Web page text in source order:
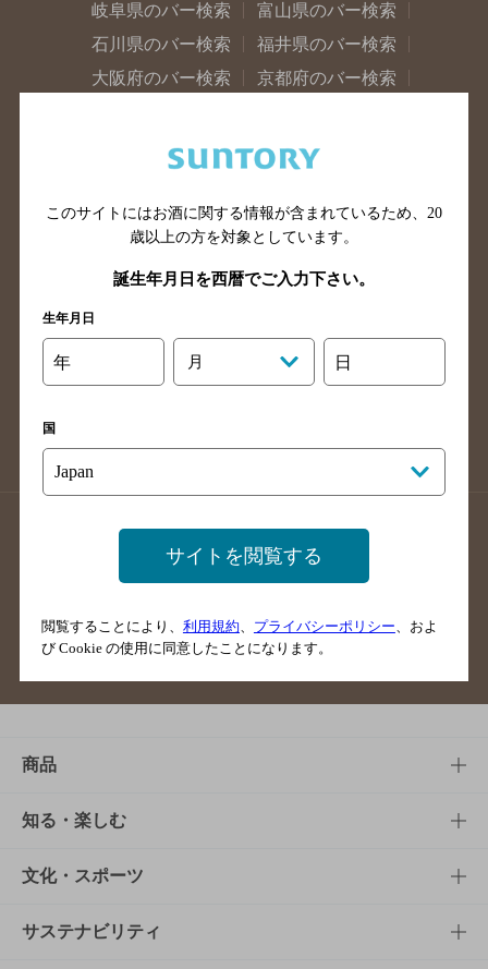
岐阜県のバー検索
富山県のバー検索
石川県のバー検索
福井県のバー検索
大阪府のバー検索
京都府のバー検索
滋賀県のバー検索
和歌山県のバー検索
山口県のバー検索
鳥取県のバー検索
島根県のバー検索
徳島県のバー検索
香川県のバー検索
愛媛県のバー検索
高知県のバー検索
長崎県のバー検索
佐賀県のバー検索
大分県のバー検索
熊本県のバー検索
沖縄県のバー検索
店舗登録方法のご案内
店舗情報更新方法のご案内
掲載店舗様ログイン
ご意見・ご感想
商品
商品TOP
商品一覧
商品発売情報
知る・楽しむ
知る・楽しむTOP
キャンペーン
文化・スポーツ
文化・スポーツTOP
サステナビリティ
このサイトにはお酒に関する情報が含まれているため、 20
歳以上の方を対象としています。
誕生年月日を西暦でご入力下さい。
生年月日
年 月 日
国
サイトを閲覧する
閲覧することにより、 利用規約 プライバシーポリシー 、およ
び Cookie の使用に同意したことになります。